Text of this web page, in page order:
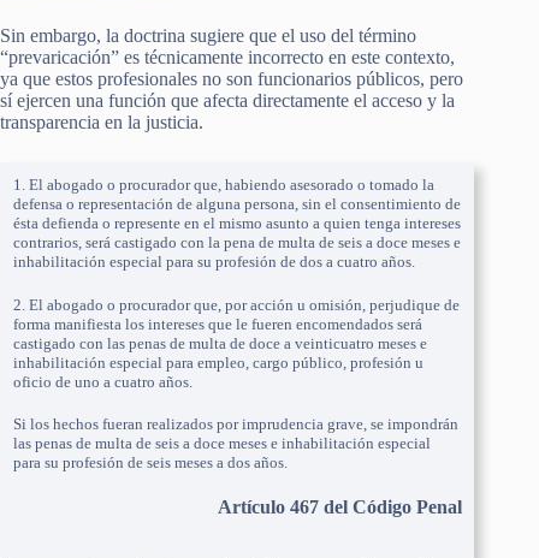
Sin embargo, la doctrina sugiere que el uso del término
“prevaricación” es técnicamente incorrecto en este contexto,
ya que estos profesionales no son funcionarios públicos, pero
sí ejercen una función que afecta directamente el acceso y la
transparencia en la justicia.
1. El abogado o procurador que, habiendo asesorado o tomado la
defensa o representación de alguna persona, sin el consentimiento de
ésta defienda o represente en el mismo asunto a quien tenga intereses
contrarios, será castigado con la pena de multa de seis a doce meses e
inhabilitación especial para su profesión de dos a cuatro años.
2. El abogado o procurador que, por acción u omisión, perjudique de
forma manifiesta los intereses que le fueren encomendados será
castigado con las penas de multa de doce a veinticuatro meses e
inhabilitación especial para empleo, cargo público, profesión u
oficio de uno a cuatro años.
Si los hechos fueran realizados por imprudencia grave, se impondrán
las penas de multa de seis a doce meses e inhabilitación especial
para su profesión de seis meses a dos años.
Artículo 467 del Código Penal